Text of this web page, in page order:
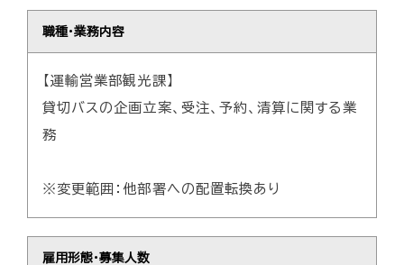
交通安全活動
一畑電気鉄道について
採用情報
職種・業務内容
【運輸営業部観光課】
貸切バスの企画立案、受注、予約、清算に関する業
務
※変更範囲：他部署への配置転換あり
雇用形態・募集人数